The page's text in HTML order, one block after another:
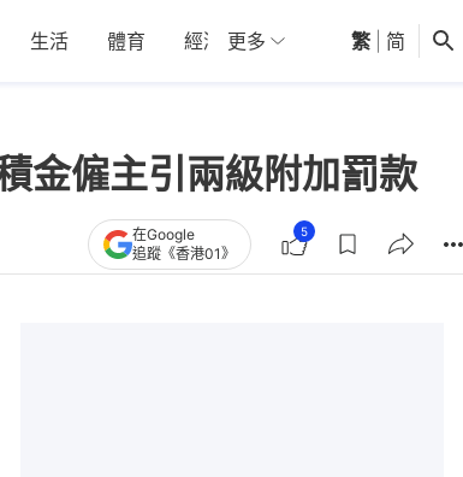
生活 體育 經濟 01深圳 觀點 健康
更多 繁 简
金僱主引兩級附加罰款
在Google
追蹤《香港01》
5